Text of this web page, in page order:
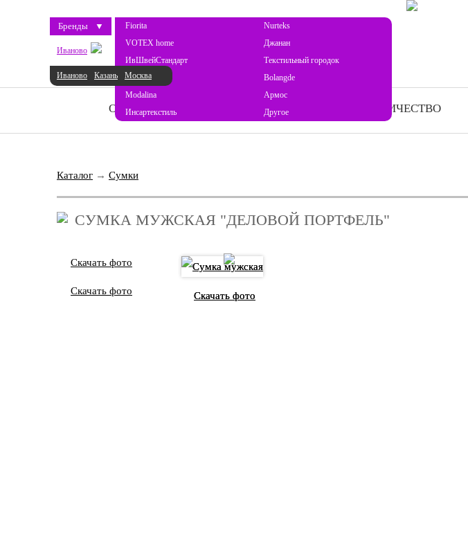
Бренды ▼ Fiorita
Nurteks
VOTEX home
Джанан
ИвШвейСтандарт
Текстильный городок
ProSon
Bolangde
Modalina
Армос
Инсартекстиль
Другое
Иваново
Иваново Казань Москва
О НАС НОВОСТИ КАТАЛОГ СОТРУДНИЧЕСТВО
Каталог → Сумки
СУМКА МУЖСКАЯ "ДЕЛОВОЙ ПОРТФЕЛЬ"
Скачать фото
Скачать фото
Скачать фото
Скачать фото